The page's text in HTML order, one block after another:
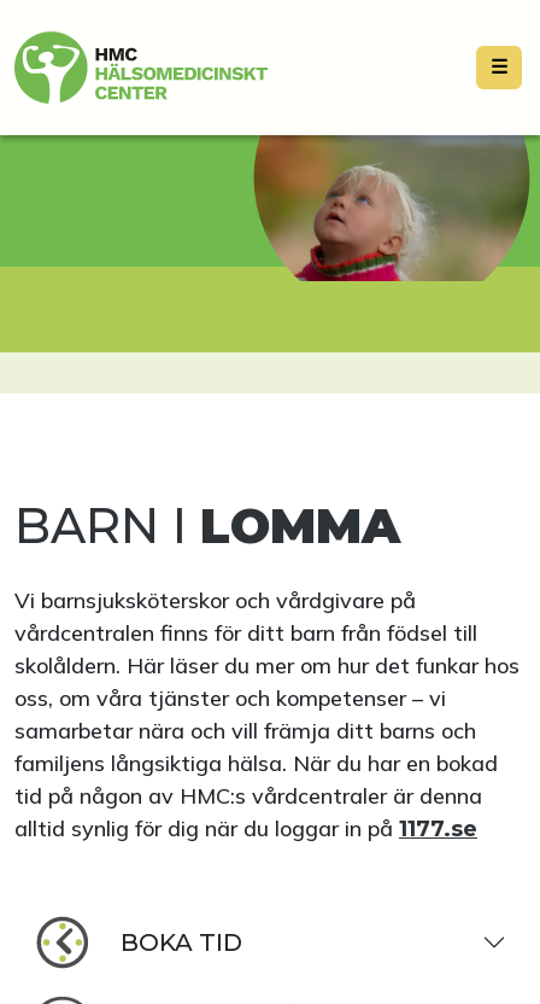
☰
BARN I LOMMA
Vi barnsjuksköterskor och vårdgivare på
vårdcentralen finns för ditt barn från födsel till
skolåldern. Här läser du mer om hur det funkar hos
oss, om våra tjänster och kompetenser – vi
samarbetar nära och vill främja ditt barns och
familjens långsiktiga hälsa. När du har en bokad
tid på någon av HMC:s vårdcentraler är denna
alltid synlig för dig när du loggar in på 1177.se
BOKA TID